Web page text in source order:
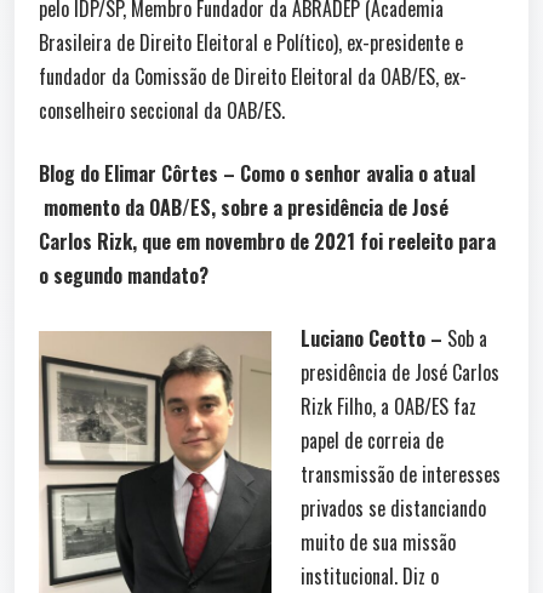
pelo IDP/SP, Membro Fundador da ABRADEP (Academia
Brasileira de Direito Eleitoral e Político), ex-presidente e
fundador da Comissão de Direito Eleitoral da OAB/ES, ex-
conselheiro seccional da OAB/ES.
Blog do Elimar Côrtes – Como o senhor avalia o atual
momento da OAB/ES, sobre a presidência de José
Carlos Rizk, que em novembro de 2021 foi reeleito para
o segundo mandato?
Luciano Ceotto – Sob a
presidência de José Carlos
Rizk Filho, a OAB/ES faz
papel de correia de
transmissão de interesses
privados se distanciando
muito de sua missão
institucional. Diz o